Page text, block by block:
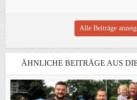
Alle Beiträge
ÄHNLICHE BEITRÄGE AUS